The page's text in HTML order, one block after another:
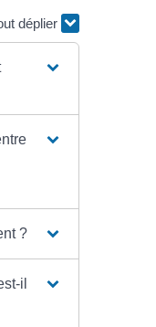
déplier
?
il